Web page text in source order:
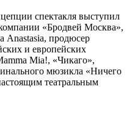
спектакля выступил
«Бродвей Москва»,
Anastasia, продюсер
и европейских
Mia!, «Чикаго»,
мюзикла «Ничего
театральным